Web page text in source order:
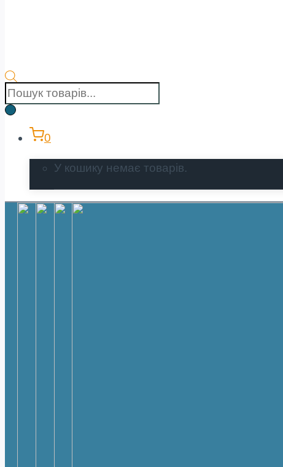
Пошук
товарів
0
У кошику немає товарів.